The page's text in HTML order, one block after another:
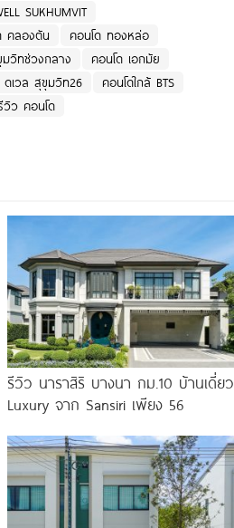
SUKHUMVIT
คลองตัน
คอนโด ทองหล่อ
วิทช่วงกลาง
คอนโด เอกมัย
ดเวล สุขุมวิท26
คอนโดใกล้ BTS
วิว คอนโด
รีวิว นาราสิริ บางนา กม.10 บ้านเดี่ยว
Luxury จาก Sansiri เพียง 56